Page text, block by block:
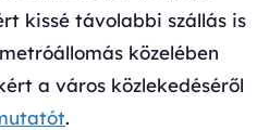
kissé távolabbi szállás is
közelében
a város közlekedéséről
.